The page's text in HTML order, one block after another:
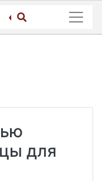
для